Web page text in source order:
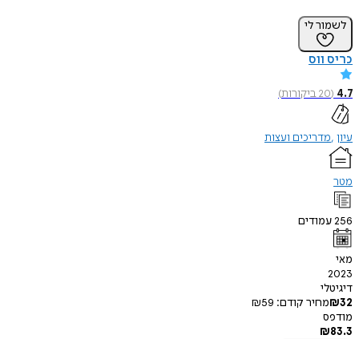
לשמור לי
כריס ווס
4.7
(
20ביקורות)
עיון מדריכים ועצות
מטר
256עמודים
מאי
2023
דיגיטלי
₪32 מחיר קודם: ₪59
מודפס
₪83.3